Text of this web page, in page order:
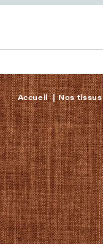
Accueil Nos tissus